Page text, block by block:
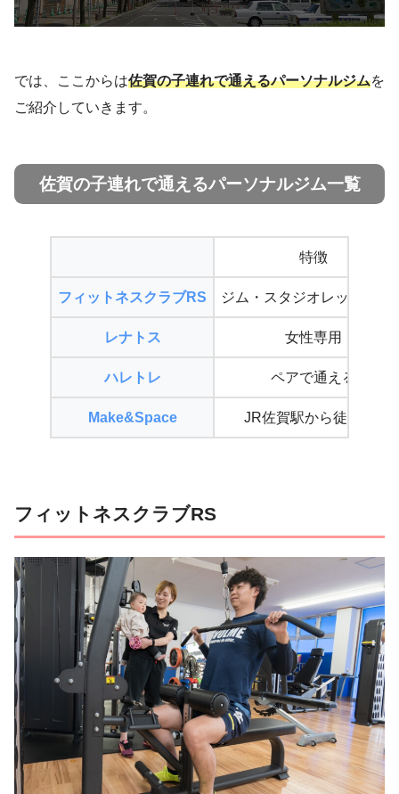
では、ここからは佐賀の子連れで通えるパーソナルジムを
ご紹介していきます。
佐賀の子連れで通えるパーソナルジム一覧
特徴
フィットネスクラブRS ジム・スタジオレッスン充
レナトス 女性専用
ハレトレ ペアで通える
Make&Space JR佐賀駅から徒歩1分
フィットネスクラブRS